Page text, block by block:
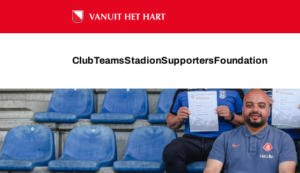
Ons nalatenschap
ClubTeamsStadionSupportersFoundation